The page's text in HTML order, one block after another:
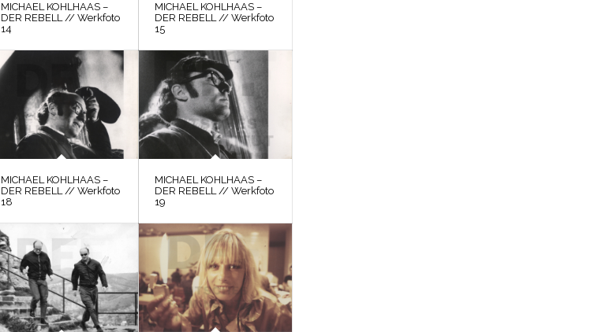
MICHAEL KOHLHAAS –
DER REBELL // Werkfoto
14
MICHAEL KOHLHAAS –
DER REBELL // Werkfoto
15
MICHAEL KOHLHAAS –
DER REBELL // Werkfoto
18
MICHAEL KOHLHAAS –
DER REBELL // Werkfoto
19